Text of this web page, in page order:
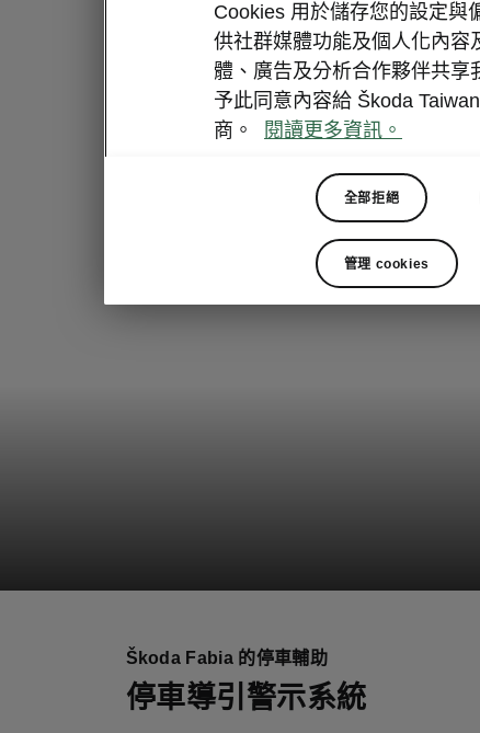
Škoda Fabia 的停車輔助
停車導引警示系統
Cookies 用於儲存您的設定與
供社群媒體功能及個人化內容
體、廣告及分析合作夥伴共享
予此同意內容給 Škoda
商。
閱讀更多資訊。
全部拒絕
管理 cookies